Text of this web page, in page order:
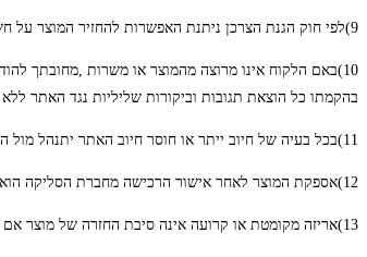
9)לפי חוק הגנת הצרכן ניתנת האפשרות להחזיר המוצר על חשבון הרוכש אם לא עברו 14 יום מלאים באריזתו המקורית וללא שימוש כולל בהודעה למוכר והסבר על סיבת ההחזרה (על מנת ללמוד לתקן לפעם הבאה)
10)באם הלקוח אינו מרוצה מהמוצר או משרות ,מחובתך
בהקמתו כל הוצאת תגובות וביקורות שליליות נגד האתר
11)בכל בעיה של חיוב ייתר או חוסר חיוב האתר יתנהל מול החברת חיוב ויסדר לשביעות רצון שני הצדדים שהתוצאה תהיה שכל צד חוייב וזוכה על המוצר במלואו
12)אספקת המוצר לאחר אישור הרכישה מחברת הסליקה הוא עד 21 ימי עבודה שלאחריו ניתן להתחרט ללא סיבה אך ניתנת האפשרות לאתר לשפות את הלקוח על הזמן האבוד
13)אריזה מקומטת או קרועה אינה סיבת החזרה של מוצר אם המוצר הפנימי ללא פגע ואין בעיה בשימוש בו